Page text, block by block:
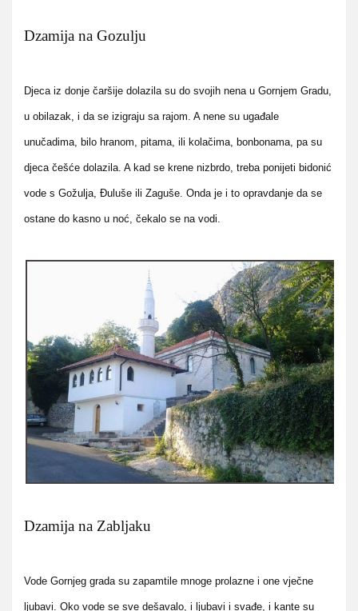
Dzamija na Gozulju
Djeca iz donje čaršije dolazila su do svojih nena u Gornjem Gradu,
u obilazak, i da se izigraju sa rajom. A nene su ugađale
unučadima, bilo hranom, pitama, ili kolačima, bonbonama, pa su
djeca češće dolazila. A kad se krene nizbrdo, treba ponijeti bidonić
vode s Gožulja, Đuluše ili Zaguše. Onda je i to opravdanje da se
ostane do kasno u noć, čekalo se na vodi.
Dzamija na Zabljaku
Vode Gornjeg grada su zapamtile mnoge prolazne i one vječne
ljubavi. Oko vode se sve dešavalo, i ljubavi i svađe, i kante su